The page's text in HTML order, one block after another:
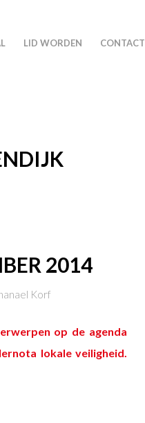
LID WORDEN CONTACT
2014
Korf
op de agenda
lokale veiligheid